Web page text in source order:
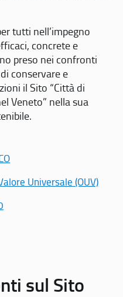
tutti nell’impegno
concrete e
preso nei confronti
conservare e
il Sito “Città di
Veneto” nella sua
Universale (OUV)
sul Sito